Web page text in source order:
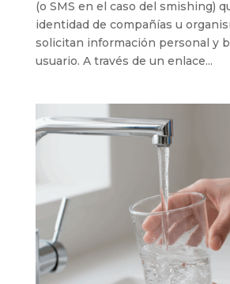
(o SMS en el caso del smishing)
identidad de compañías u
solicitan información personal y
usuario. A través de un enlace...